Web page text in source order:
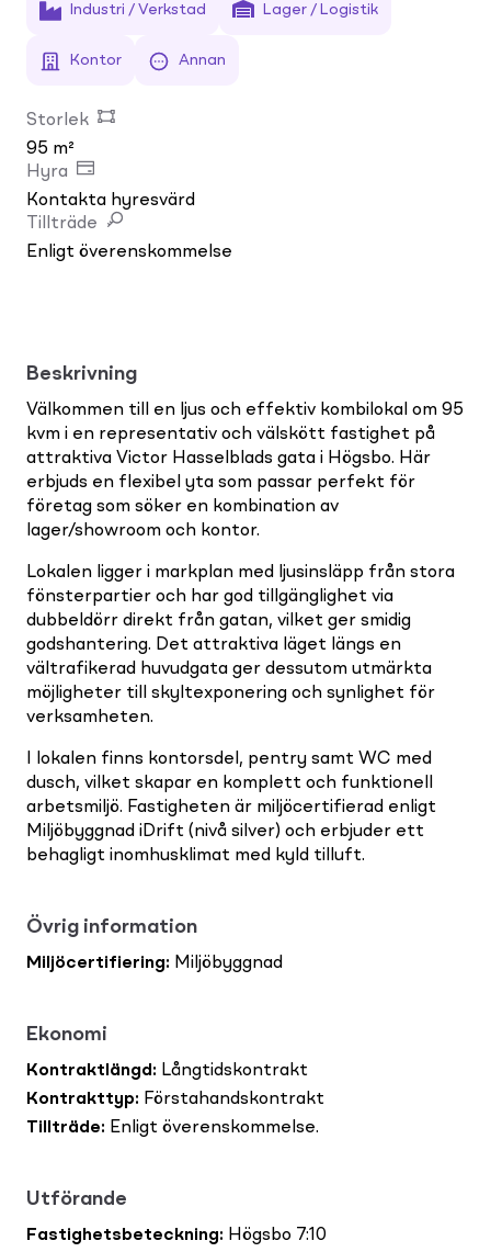
Industri / Verkstad Lager / Logistik
Kontor Annan
Storlek
95 m²
Hyra
Kontakta hyresvärd
Tillträde
Enligt överenskommelse
Beskrivning
Välkommen till en ljus och effektiv kombilokal om 95
kvm i en representativ och välskött fastighet på
attraktiva Victor Hasselblads gata i Högsbo. Här
erbjuds en flexibel yta som passar perfekt för
företag som söker en kombination av
lager/showroom och kontor.
Lokalen ligger i markplan med ljusinsläpp från stora
fönsterpartier och har god tillgänglighet via
dubbeldörr direkt från gatan, vilket ger smidig
godshantering. Det attraktiva läget längs en
vältrafikerad huvudgata ger dessutom utmärkta
möjligheter till skyltexponering och synlighet för
verksamheten.
I lokalen finns kontorsdel, pentry samt WC med
dusch, vilket skapar en komplett och funktionell
arbetsmiljö. Fastigheten är miljöcertifierad enligt
Miljöbyggnad iDrift (nivå silver) och erbjuder ett
behagligt inomhusklimat med kyld tilluft.
Övrig information
Miljöcertifiering: Miljöbyggnad
Ekonomi
Kontraktlängd : Långtidskontrakt
Kontrakttyp: Förstahandskontrakt
Tillträde: Enligt överenskommelse.
Utförande
Fastighetsbeteckning: Högsbo 7:10